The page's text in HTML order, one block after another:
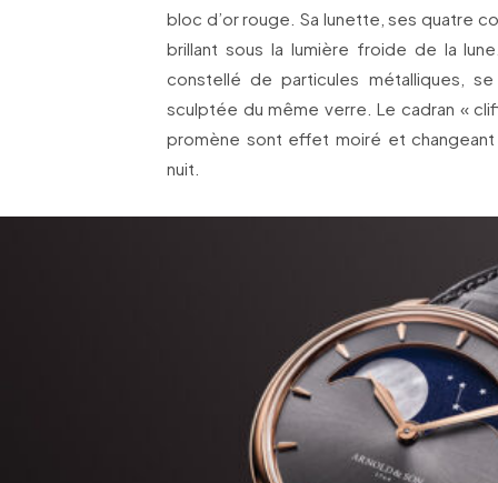
bloc d’or rouge. Sa lunette, ses quatre
brillant sous la lumière froide de la
constellé de particules métalliques,
sculptée du même verre. Le cadran «
promène sont effet moiré et
nuit.